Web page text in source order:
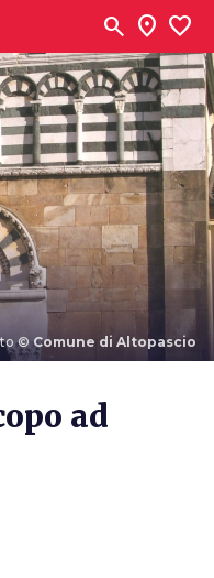
search location_on favorite
© Comune di Altopascio
ad